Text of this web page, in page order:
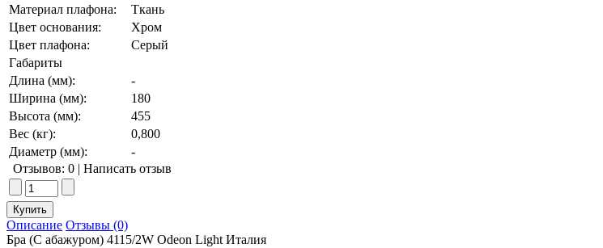
Материал плафона:
Ткань
Цвет основания:
Хром
Цвет плафона:
Серый
Габариты
Длина (мм):
-
Ширина (мм):
180
Высота (мм):
455
Вес (кг):
0,800
Диаметр (мм):
-
Отзывов: 0 | Написать отзыв
Описание Отзывы (0)
Бра (С абажуром) 4115/2W Odeon Light Италия